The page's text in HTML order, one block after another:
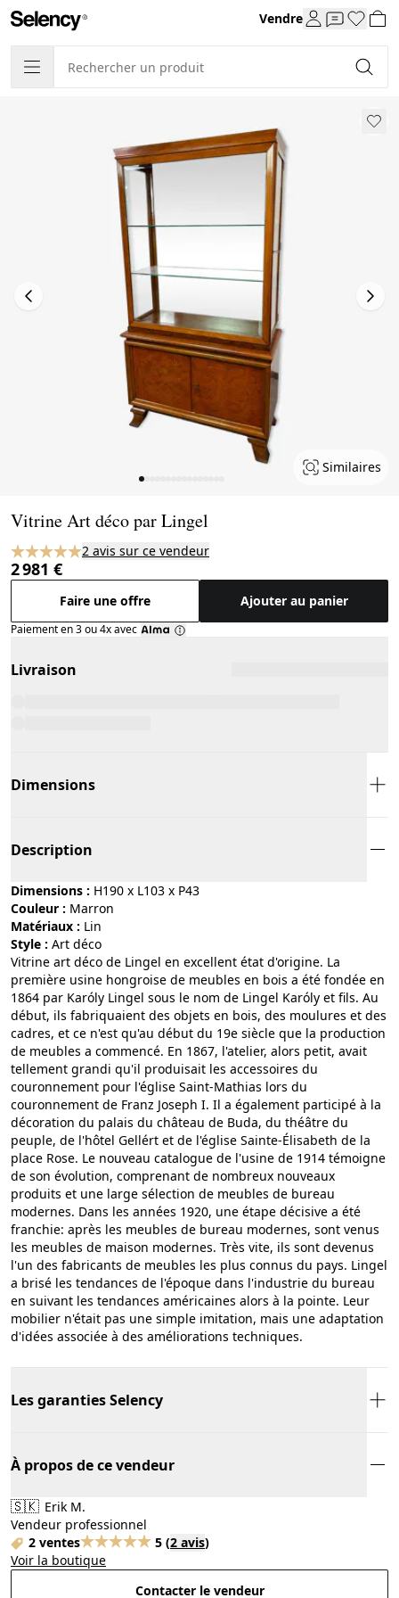
Vendre
Similaires
Vitrine Art déco par Lingel
2 avis sur ce vendeur
2 981 €
Faire une offre Ajouter au panier
Paiement en 3 ou 4x avec
Livraison
Dimensions
Description
Dimensions : H190 x L103 x P43
Couleur :
marron
Matériaux :
lin
Style :
art déco
Vitrine art déco de Lingel en excellent état d'origine. La
première usine hongroise de meubles en bois a été fondée en
1864 par Karóly Lingel sous le nom de Lingel Karóly et fils. Au
début, ils fabriquaient des objets en bois, des moulures et des
cadres, et ce n'est qu'au début du 19e siècle que la production
de meubles a commencé. En 1867, l'atelier, alors petit, avait
tellement grandi qu'il produisait les accessoires du
couronnement pour l'église Saint-Mathias lors du
couronnement de Franz Joseph I. Il a également participé à la
décoration du palais du château de Buda, du théâtre du
peuple, de l'hôtel Gellért et de l'église Sainte-Élisabeth de la
place Rose. Le nouveau catalogue de l'usine de 1914 témoigne
de son évolution, comprenant de nombreux nouveaux
produits et une large sélection de meubles de bureau
modernes. Dans les années 1920, une étape décisive a été
franchie: après les meubles de bureau modernes, sont venus
les meubles de maison modernes. Très vite, ils sont devenus
l'un des fabricants de meubles les plus connus du pays. Lingel
a brisé les tendances de l'époque dans l'industrie du bureau
en suivant les tendances américaines alors à la pointe. Leur
mobilier n'était pas une simple imitation, mais une adaptation
d'idées associée à des améliorations techniques.
Les garanties Selency
À propos de ce vendeur
🇸🇰 Erik M.
Vendeur professionnel
2 ventes
5 (2 avis)
Voir la boutique
Contacter le vendeur